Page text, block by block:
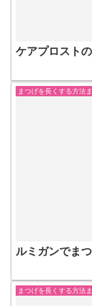
ケアプロスト
まつげを長くする方法
ルミガンでま
まつげを長くする方法